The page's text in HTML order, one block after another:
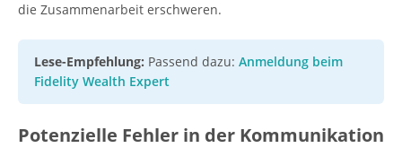
die Zusammenarbeit erschweren.
Lese-Empfehlung: Passend dazu: Anmeldung beim
Fidelity Wealth Expert
Potenzielle Fehler in der Kommunikation